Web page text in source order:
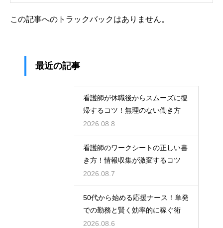
この記事へのトラックバックはありません。
最近の記事
看護師が休職後からスムーズに復
帰するコツ！無理のない働き方
2026.08.8
看護師のワークシートの正しい書
き方！情報収集が激変するコツ
2026.08.7
50代から始める応援ナース！単発
での勤務と賢く効率的に稼ぐ術
2026.08.6